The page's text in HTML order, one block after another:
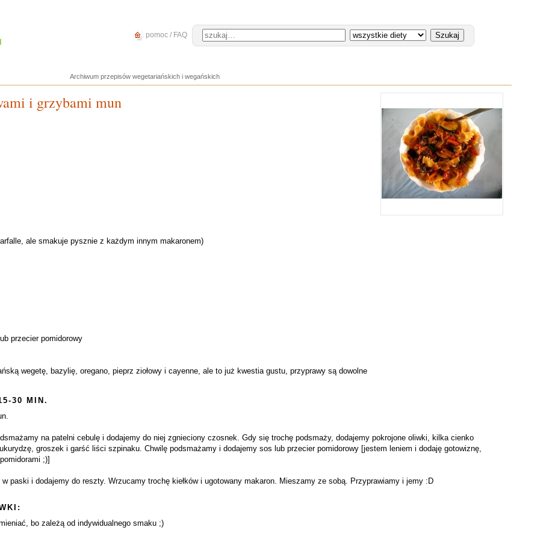
pomoc / FAQ
Archiwum przepisów wegetariańskich i wegańskich
i grzybami mun
ale smakuje pysznie z każdym innym makaronem)
przecier pomidorowy
wegetę, bazylię, oregano, pieprz ziołowy i cayenne, ale to już kwestia gustu, przyprawy są dowolne
30 MIN.
na patelni cebulę i dodajemy do niej zgnieciony czosnek. Gdy się trochę podsmaży, dodajemy pokrojone oliwki, kilka cienko
groszek i garść liści szpinaku. Chwilę podsmażamy i dodajemy sos lub przecier pomidorowy [jestem leniem i dodaję gotowiznę,
;)]
paski i dodajemy do reszty. Wrzucamy trochę kiełków i ugotowany makaron. Mieszamy ze sobą. Przyprawiamy i jemy :D
bo zależą od indywidualnego smaku ;)